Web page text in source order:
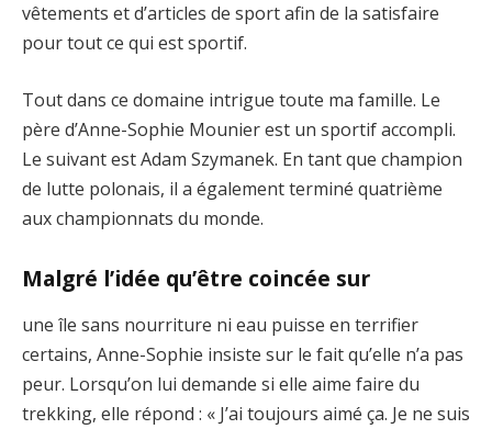
vêtements et d’articles de sport afin de la satisfaire
pour tout ce qui est sportif.
Tout dans ce domaine intrigue toute ma famille. Le
père d’Anne-Sophie Mounier est un sportif accompli.
Le suivant est Adam Szymanek. En tant que champion
de lutte polonais, il a également terminé quatrième
aux championnats du monde.
Malgré l’idée qu’être coincée sur
une île sans nourriture ni eau puisse en terrifier
certains, Anne-Sophie insiste sur le fait qu’elle n’a pas
peur. Lorsqu’on lui demande si elle aime faire du
trekking, elle répond : « J’ai toujours aimé ça. Je ne suis